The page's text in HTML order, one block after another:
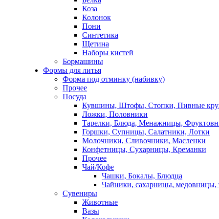
Коза
Колонок
Пони
Синтетика
Щетина
Наборы кистей
Бормашины
Формы для литья
Форма под отминку (набивку)
Прочее
Посуда
Кувшины, Штофы, Стопки, Пивные
Ложки, Половники
Тарелки, Блюда, Менажницы,
Горшки, Супницы, Салатники, Лотки
Молочники, Сливочники, Масленки
Конфетницы, Сухарницы, Креманки
Прочее
Чай/Кофе
Чашки, Бокалы, Блюдца
Чайники, сахарницы, медовницы,
Сувениры
Животные
Вазы